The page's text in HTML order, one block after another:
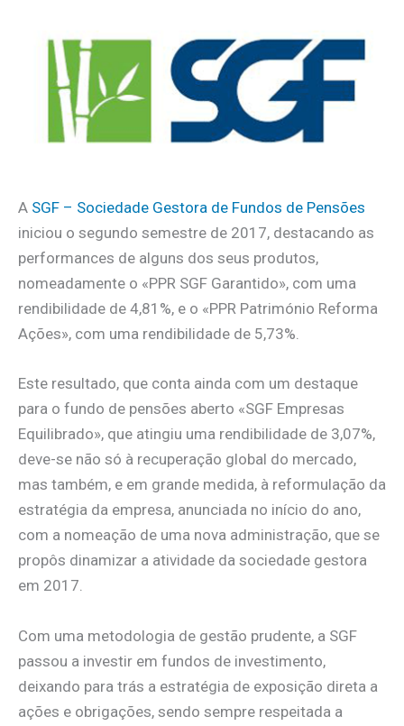
A SGF – Sociedade Gestora de Fundos de Pensões
iniciou o segundo semestre de 2017, destacando as
performances de alguns dos seus produtos,
nomeadamente o «PPR SGF Garantido», com uma
rendibilidade de 4,81%, e o «PPR Património Reforma
Ações», com uma rendibilidade de 5,73%.
Este resultado, que conta ainda com um destaque
para o fundo de pensões aberto «SGF Empresas
Equilibrado», que atingiu uma rendibilidade de 3,07%,
deve-se não só à recuperação global do mercado,
mas também, e em grande medida, à reformulação da
estratégia da empresa, anunciada no início do ano,
com a nomeação de uma nova administração, que se
propôs dinamizar a atividade da sociedade gestora
em 2017.
Com uma metodologia de gestão prudente, a SGF
passou a investir em fundos de investimento,
deixando para trás a estratégia de exposição direta a
ações e obrigações, sendo sempre respeitada a